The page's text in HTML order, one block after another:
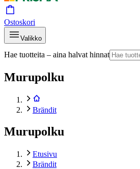
Ostoskori
Valikko
Hae tuotteita – aina halvat hinnat
Murupolku
Brändit
Murupolku
Etusivu
Brändit